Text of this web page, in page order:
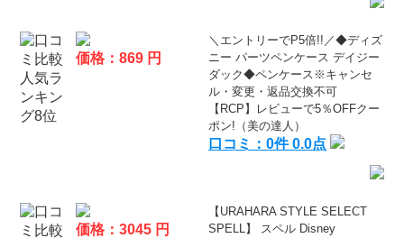
価格：869 円
＼エントリーでP5倍!!／◆ディズ
ニー パーツペンケース デイジー
ダック◆ペンケース※キャンセ
ル・変更・返品交換不可
【RCP】レビューで5％OFFクー
ポン!（美の達人）
口コミ：0件 0.0点
価格：3045 円
【URAHARA STYLE SELECT
SPELL】 スペル Disney